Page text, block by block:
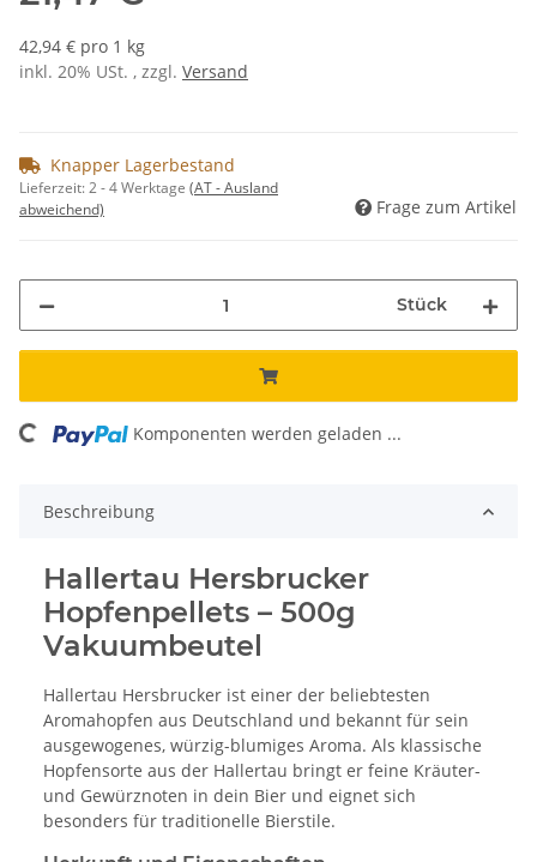
42,94 € pro 1 kg
inkl. 20% USt. , zzgl. Versand
Knapper Lagerbestand
Lieferzeit:2 - 4 Werktage (AT - Ausland
abweichend)
Frage zum Artikel
Stück
Komponenten werden geladen ...
Beschreibung
Hallertau Hersbrucker
Hopfenpellets – 500g
Vakuumbeutel
Hallertau Hersbrucker ist einer der beliebtesten
Aromahopfen aus Deutschland und bekannt für sein
ausgewogenes, würzig-blumiges Aroma. Als klassische
Hopfensorte aus der Hallertau bringt er feine Kräuter-
und Gewürznoten in dein Bier und eignet sich
besonders für traditionelle Bierstile.